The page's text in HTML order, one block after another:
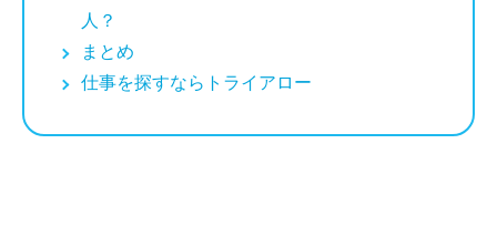
人？
まとめ
仕事を探すならトライアロー